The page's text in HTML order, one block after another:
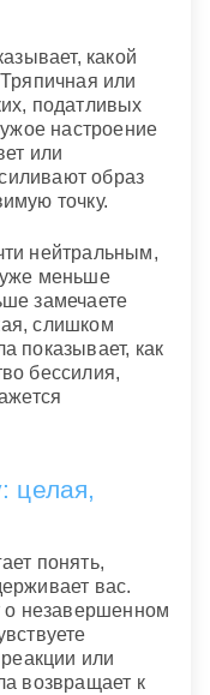
какой
или
податливых
настроение
или
образ
точку.
нейтральным,
меньше
замечаете
слишком
показывает, как
бессилия,
целая,
понять,
вас.
о незавершенном
или
возвращает к